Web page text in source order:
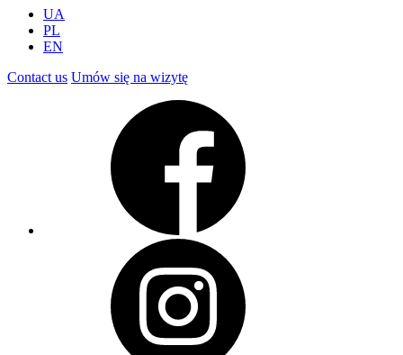
UA
PL
EN
Contact us Umów się na wizytę